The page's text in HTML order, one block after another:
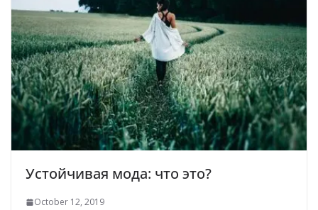
Устойчивая мода: что это?
October 12, 2019